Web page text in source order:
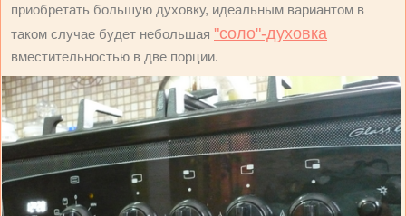
приобретать большую духовку, идеальным вариантом в
таком случае будет небольшая "соло"-духовка
вместительностью в две порции.